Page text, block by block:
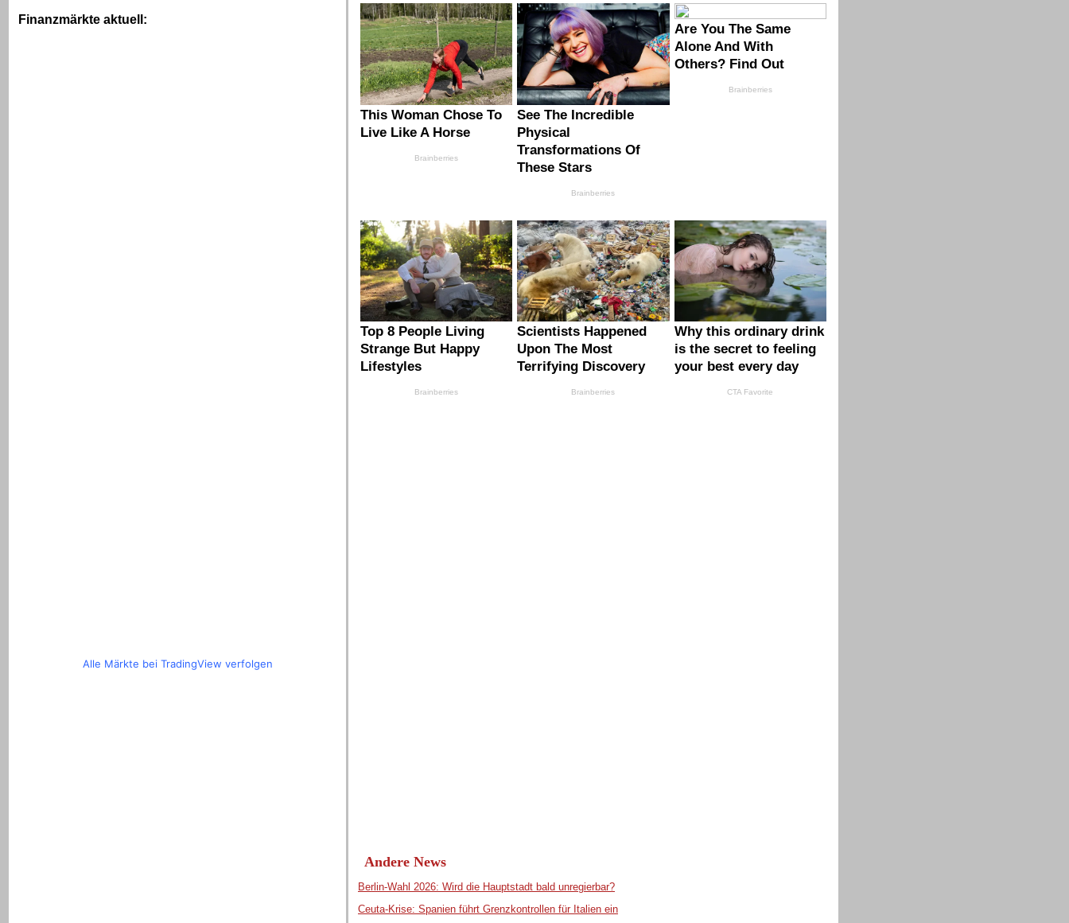
Finanzmärkte aktuell :
Alle Märkte bei TradingView verfolgen
Andere News
Berlin-Wahl 2026: Wird die Hauptstadt bald unregierbar?
Ceuta-Krise: Spanien führt Grenzkontrollen für Italien ein